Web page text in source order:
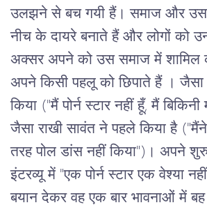
उलझने से बच गयी हैं। समाज और
नीच के दायरे बनाते हैं और लोगों को
अक्सर अपने को उस समाज में शामिल
अपने किसी पहलू को छिपाते हैं । जैसा
किया ("मैं पोर्न स्टार नहीं हूँ, मैं बिकिनी
जैसा राखी सावंत ने पहले किया है ("मैंने
तरह पोल डांस नहीं किया") । अपने
इंटरव्यू में "एक पोर्न स्टार एक वेश्या नहीं
बयान देकर वह एक बार भावनाओं में बह